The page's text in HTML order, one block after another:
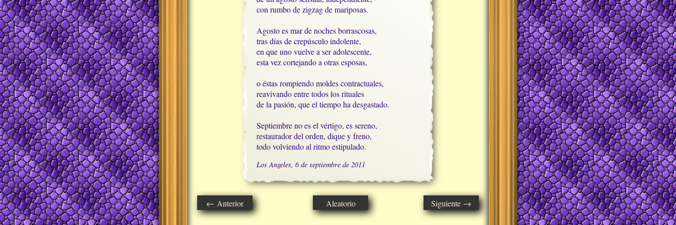
con rumbo de zigzag de mariposas.
Agosto es mar de noches borrascosas,
tras días de crepúsculo indolente,
en que uno vuelve a ser adolescente,
esta vez cortejando a otras esposas,
o éstas rompiendo moldes contractuales,
reavivando entre todos los rituales
de la pasión, que el tiempo ha desgastado.
Septiembre no es el vértigo, es sereno,
restaurador del orden, dique y freno,
todo volviendo al ritmo estipulado.
Los Angeles, 6 de septiembre de 2011
← Anterior Aleatorio Siguiente →